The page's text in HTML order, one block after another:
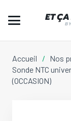
Accueil / Nos
Sonde NTC
(OCCASION)